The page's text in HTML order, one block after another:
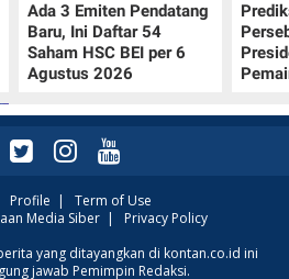
Ada 3 Emiten Pendatang
Baru, Ini Daftar 54
Saham HSC BEI per 6
Agustus 2026
Profile | Term of Use
Media Siber| Privacy Policy
yang ditayangkan di kontan.co.id ini
jawab Pemimpin Redaksi.